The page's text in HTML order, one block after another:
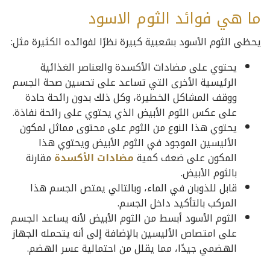
ما هي فوائد الثوم الاسود
يحظى الثوم الأسود بشعبية كبيرة نظرًا لفوائده الكثيرة مثل:
يحتوي على مضادات الأكسدة والعناصر الغذائية
الرئيسية الأخرى التي تساعد على تحسين صحة الجسم
ووقف المشاكل الخطيرة، وكل ذلك بدون رائحة حادة
على عكس الثوم الأبيض الذي يحتوي على رائحة نفاذة.
يحتوي هذا النوع من الثوم على محتوى مماثل لمكون
الأليسين الموجود في الثوم الأبيض ويحتوي هذا
المكون على ضعف كميةمضادات الأكسدة مقارنة
بالثوم الأبيض.
قابل للذوبان في الماء، وبالتالي يمتص الجسم هذا
المركب بالتأكيد داخل الجسم.
الثوم الأسود أبسط من الثوم الأبيض لأنه يساعد الجسم
على امتصاص الأليسين بالإضافة إلى أنه يتحمله الجهاز
الهضمي جيدًا، مما يقلل من احتمالية عسر الهضم.